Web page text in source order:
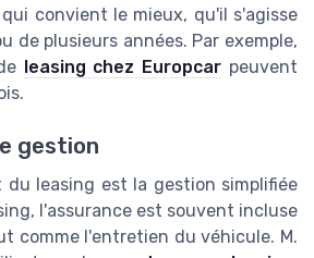
convient le mieux, qu'il s'agisse
de plusieurs années. Par exemple,
leasing chez Europcar peuvent
gestion
leasing est la gestion simplifiée
l'assurance est souvent incluse
comme l'entretien du véhicule. M.